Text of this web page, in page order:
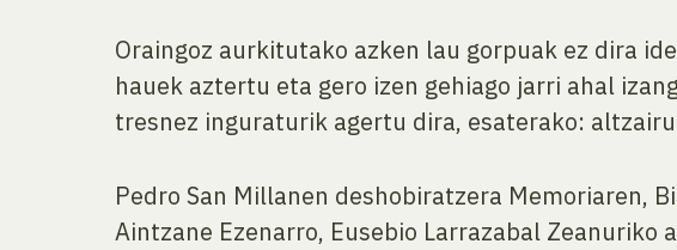
Oraingoz aurkitutako azken lau gorpuak ez dira
hauek aztertu eta gero izen gehiago jarri ahal
tresnez inguraturik agertu dira, esaterako:
Pedro San Millanen deshobiratzera Memoriaren,
Aintzane Ezenarro, Eusebio Larrazabal